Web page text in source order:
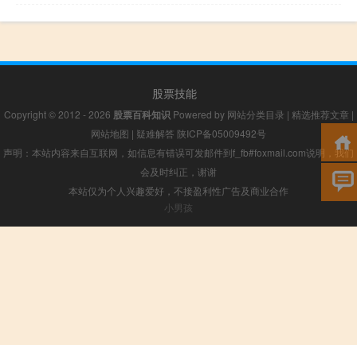
股票技能
Copyright © 2012 - 2026 股票百科知识 Powered by 网站分类目录 | 精选推荐文章 |
网站地图 | 疑难解答 陕ICP备05009492号
声明：本站内容来自互联网，如信息有错误可发邮件到f_fb#foxmail.com说明，我们
会及时纠正，谢谢
本站仅为个人兴趣爱好，不接盈利性广告及商业合作
小男孩